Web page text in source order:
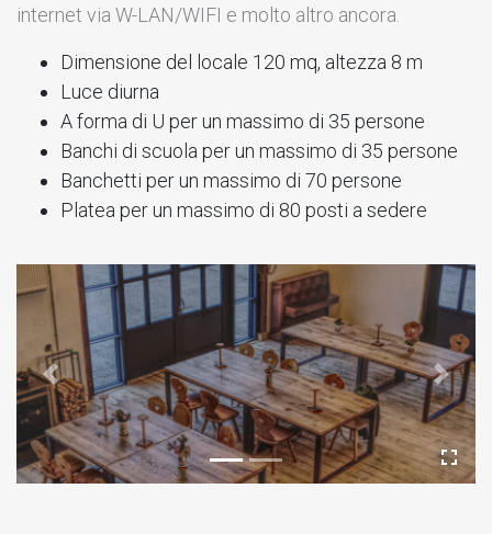
internet via W-LAN/WIFI e molto altro ancora.
Dimensione del locale 120 mq, altezza 8 m
Luce diurna
A forma di U per un massimo di 35 persone
Banchi di scuola per un massimo di 35 persone
Banchetti per un massimo di 70 persone
Platea per un massimo di 80 posti a sedere
Previous Next